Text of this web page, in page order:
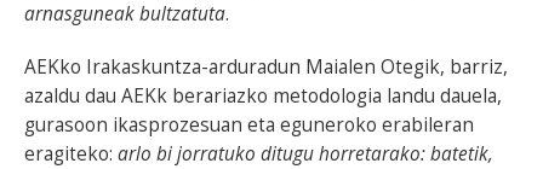
arnasguneak bultzatuta.
AEKko Irakaskuntza-arduradun Maialen Otegik, barriz,
azaldu dau AEKk berariazko metodologia landu dauela,
gurasoon ikasprozesuan eta eguneroko erabileran
eragiteko: arlo bi jorratuko ditugu horretarako: batetik,